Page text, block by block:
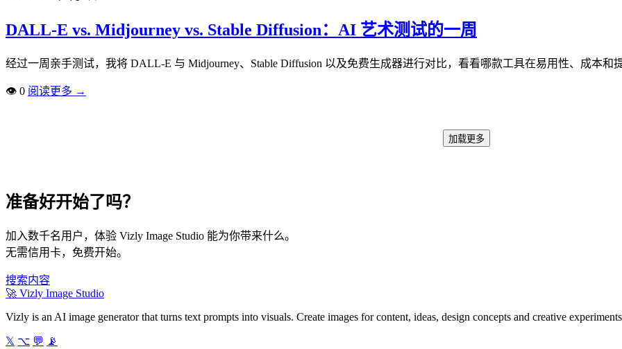
DALL-E vs. Midjourney vs. Stable Diffusion：AI 艺术测试的一周
经过一周亲手测试，我将 DALL-E 与 Midjourney、Stable Diffusion 以及免费生成器进行对比，看看哪款工具在易用性、成本和
👁 0 阅读更多 →
加载更多
准备好开始了吗？
加入数千名用户，体验 Vizly Image Studio 能为你带来什么。
无需信用卡，免费开始。
搜索内容
🚀 Vizly Image Studio
Vizly is an AI image generator that turns text prompts into visuals. Create images for content, ideas, design concepts and creative
𝕏 ⌥ 💬 📡